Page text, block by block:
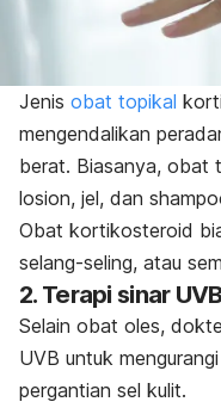
Jenis obat topikal
mengendalikan
berat. Biasanya, obat
losion, jel, dan
Obat kortikosteroid
selang-seling, atau
2. Terapi sinar UVB
Selain obat oles,
UVB untuk
pergantian sel kulit.